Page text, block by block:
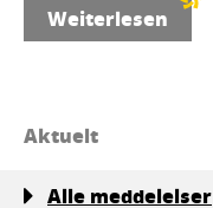
Weiterlesen
Aktuelt
Alle meddelelser